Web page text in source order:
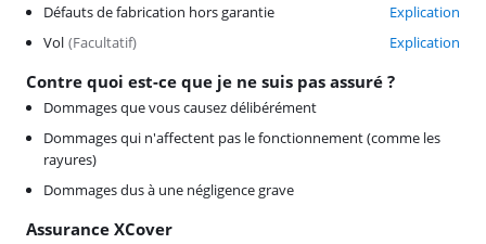
Défauts de fabrication hors garantie
Explication
Vol (Facultatif) Explication
Contre quoi est-ce que je ne suis pas assuré ?
Dommages que vous causez délibérément
Dommages qui n'affectent pas le fonctionnement (comme les
rayures)
Dommages dus à une négligence grave
Assurance XCover